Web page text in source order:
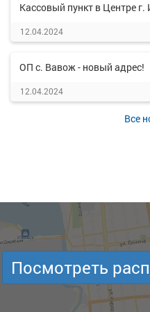
Кассовый пункт в Центре
12.04.2024
ОП с. Вавож - новый адрес!
12.04.2024
Все
Посмотреть